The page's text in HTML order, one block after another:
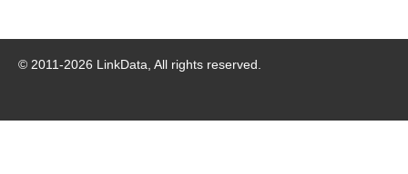
© 2011-2026 LinkData, All rights reserved.